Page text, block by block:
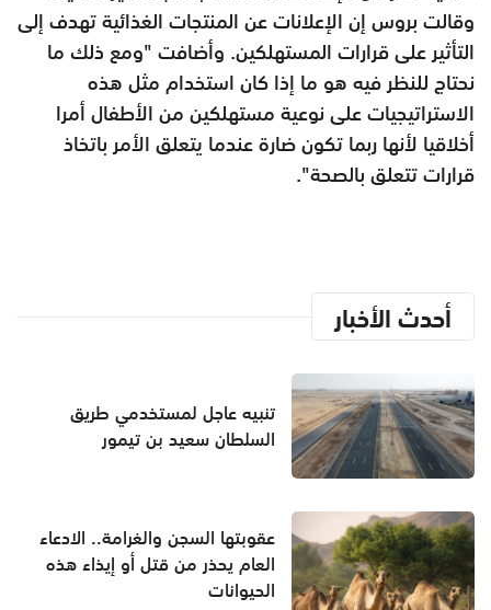
وقالت بروس إن الإعلانات عن المنتجات الغذائية تهدف إلى
التأثير على قرارات المستهلكين. وأضافت "ومع ذلك ما
نحتاج للنظر فيه هو ما إذا كان استخدام مثل هذه
الاستراتيجيات على نوعية مستهلكين من الأطفال أمرا
أخلاقيا لأنها ربما تكون ضارة عندما يتعلق الأمر باتخاذ
قرارات تتعلق بالصحة".
أحدث الأخبار
تنبيه عاجل لمستخدمي طريق
السلطان سعيد بن تيمور
عقوبتها السجن والغرامة.. الادعاء
العام يحذر من قتل أو إيذاء هذه
الحيوانات